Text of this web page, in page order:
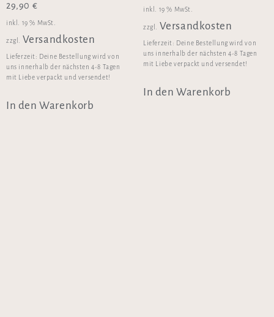
29,90 €
inkl. 19 % MwSt.
zzgl. Versandkosten
Lieferzeit: Deine Bestellung wird von
uns innerhalb der nächsten 4-8 Tagen
mit Liebe verpackt und versendet!
In den Warenkorb
inkl. 19 % MwSt.
zzgl. Versandkosten
Lieferzeit: Deine Bestellung wird von
uns innerhalb der nächsten 4-8 Tagen
mit Liebe verpackt und versendet!
In den Warenkorb